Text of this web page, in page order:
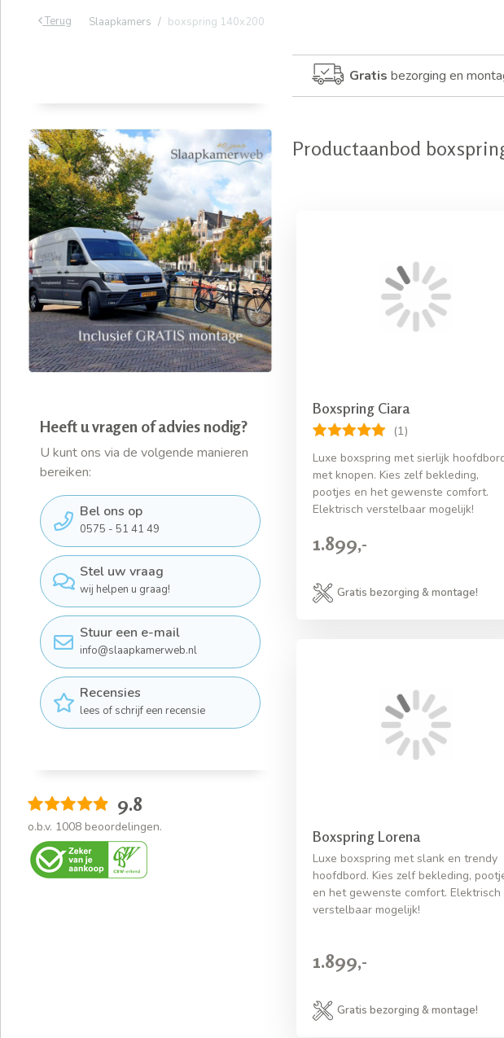
Terug Slaapkamers boxspring 140x200
Heeft u vragen of advies nodig?
U kunt ons via de volgende manieren
bereiken:
Bel ons op
0575 - 51 41 49
Stel uw vraag
wij helpen u graag!
Stuur een e-mail
info@slaapkamerweb.nl
Recensies
lees of schrijf een recensie
9.8
o.b.v. 1008 beoordelingen.
Gratis bezorging en
Productaanbod
Boxspring Ciara
(1)
Luxe boxspring met sierlijk
met knopen. Kies zelf bekleding,
pootjes en het gewenste comfort.
Elektrisch verstelbaar mogelijk!
1.899,-
Gratis bezorging & montage!
Boxspring Lorena
Luxe boxspring met slank en trendy
hoofdbord. Kies zelf bekleding,
en het gewenste comfort. Elektrisch
verstelbaar mogelijk!
1.899,-
Gratis bezorging & montage!